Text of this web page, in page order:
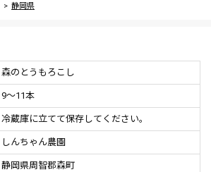
静岡県
森のとうもろこし
9～11本
冷蔵庫に立てて保存してください。
しんちゃん農園
静岡県周智郡森町